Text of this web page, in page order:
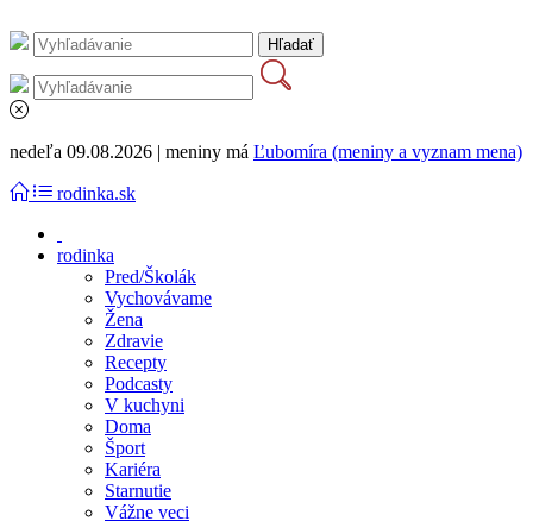
nedeľa 09.08.2026 | meniny má Ľubomíra (meniny a vyznam mena)
rodinka.sk
rodinka
Pred/Školák
Vychovávame
Žena
Zdravie
Recepty
Podcasty
V kuchyni
Doma
Šport
Kariéra
Starnutie
Vážne veci